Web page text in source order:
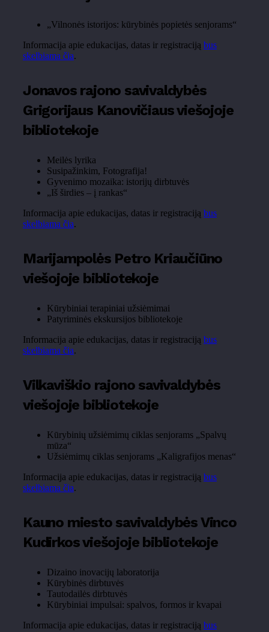
„Vilnonės istorijos: kūrybinės popietės senjorams“
Informacija apie edukacijas, datas ir registraciją bus
skelbiama čia.
Jonavos rajono savivaldybės
Grigorijaus Kanovičiaus viešojoje
bibliotekoje
Meilės lyrika
Susipažinkim, Fotografija!
Gyvenimo mozaika: istorijų dirbtuvės
„Iš širdies – į rankas“
Informacija apie edukacijas, datas ir registraciją bus
skelbiama čia.
Marijampolės Petro Kriaučiūno
viešojoje bibliotekoje
Kūrybiniai terapiniai užsiėmimai
Patyriminės ekskursijos bibliotekoje
Informacija apie edukacijas, datas ir registraciją bus
skelbiama čia.
Vilkaviškio rajono savivaldybės
viešojoje bibliotekoje
Kūrybinių užsiėmimų ciklas senjorams „Spalvų
mūza“
Užsiėmimų ciklas senjorams „Kaligrafijos menas“
Informacija apie edukacijas, datas ir registraciją bus
skelbiama čia.
Kauno miesto savivaldybės Vinco
Kudirkos viešojoje bibliotekoje
Dizaino inovacijų laboratorija
Kūrybinės dirbtuvės
Tautodailės dirbtuvės
Kūrybiniai impulsai: spalvos, formos ir kvapai
Informacija apie edukacijas, datas ir registraciją bus